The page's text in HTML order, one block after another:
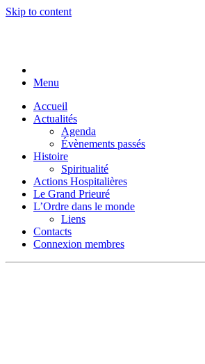
Skip to content
Menu
Accueil
Actualités
Agenda
Évènements passés
Histoire
Spiritualité
Actions Hospitalières
Le Grand Prieuré
L’Ordre dans le monde
Liens
Contacts
Connexion membres